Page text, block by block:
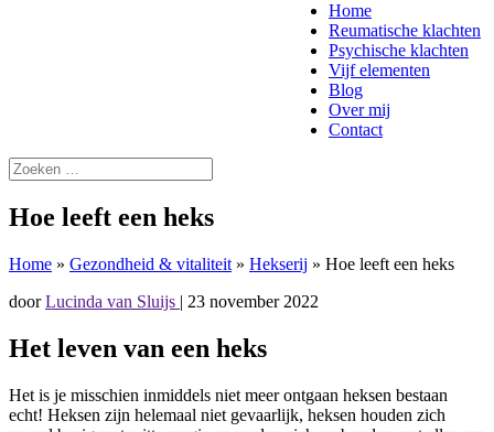
Home
Reumatische klachten
Psychische klachten
Vijf elementen
Blog
Over mij
Contact
Hoe leeft een heks
Home » Gezondheid & vitaliteit » Hekserij » Hoe leeft een heks
doorLucinda van Sluijs | 23 november 2022
Het leven van een heks
Het is je misschien inmiddels niet meer ontgaan heksen bestaan
echt! Heksen zijn helemaal niet gevaarlijk, heksen houden zich